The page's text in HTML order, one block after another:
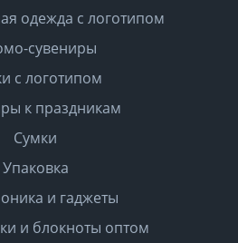
одежда с логотипом
сувениры
с логотипом
к праздникам
Сумки
Упаковка
и гаджеты
и блокноты оптом